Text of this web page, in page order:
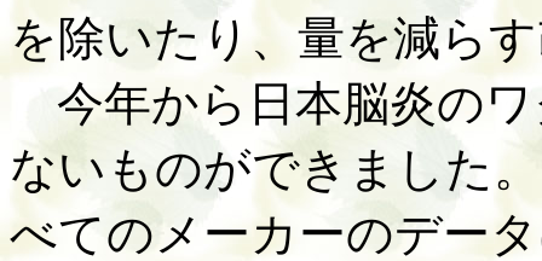
を除いたり、量を減ら
今年から日本脳炎の
ないものができました
べてのメーカーのデー